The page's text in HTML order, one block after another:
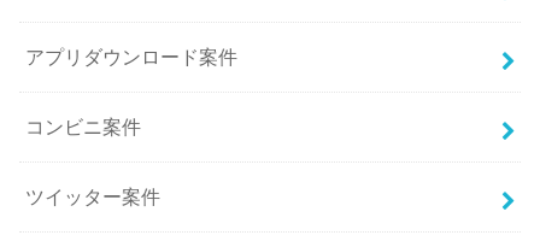
アプリダウンロード案件
コンビニ案件
ツイッター案件